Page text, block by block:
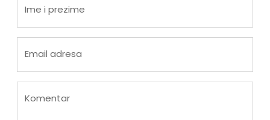
Ime i prezime
Email adresa
Komentar